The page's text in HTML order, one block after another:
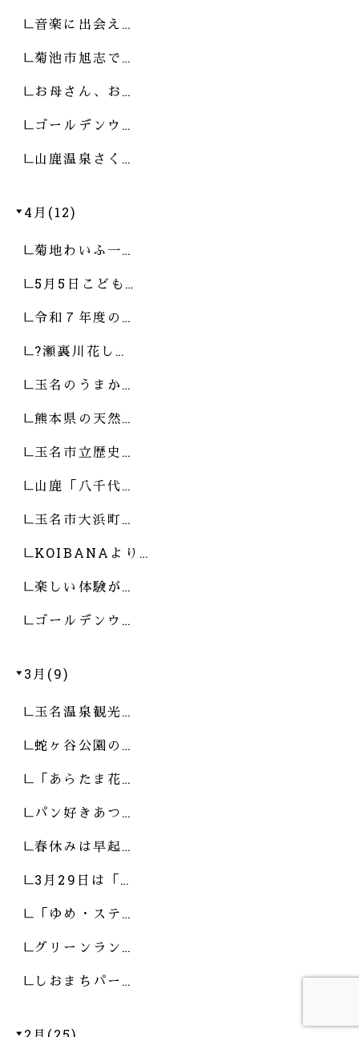
音楽に出会え…
菊池市旭志で…
お母さん、お…
ゴールデンウ…
山鹿温泉さく…
4月(12)
菊地わいふ一…
5月5日こども…
令和７年度の…
?瀬裏川花し…
玉名のうまか…
熊本県の天然…
玉名市立歴史…
山鹿「八千代…
玉名市大浜町…
KOIBANAより…
楽しい体験が…
ゴールデンウ…
3月(9)
玉名温泉観光…
蛇ヶ谷公園の…
「あらたま花…
パン好きあつ…
春休みは早起…
3月29日は「…
「ゆめ・ステ…
グリーンラン…
しおまちパー…